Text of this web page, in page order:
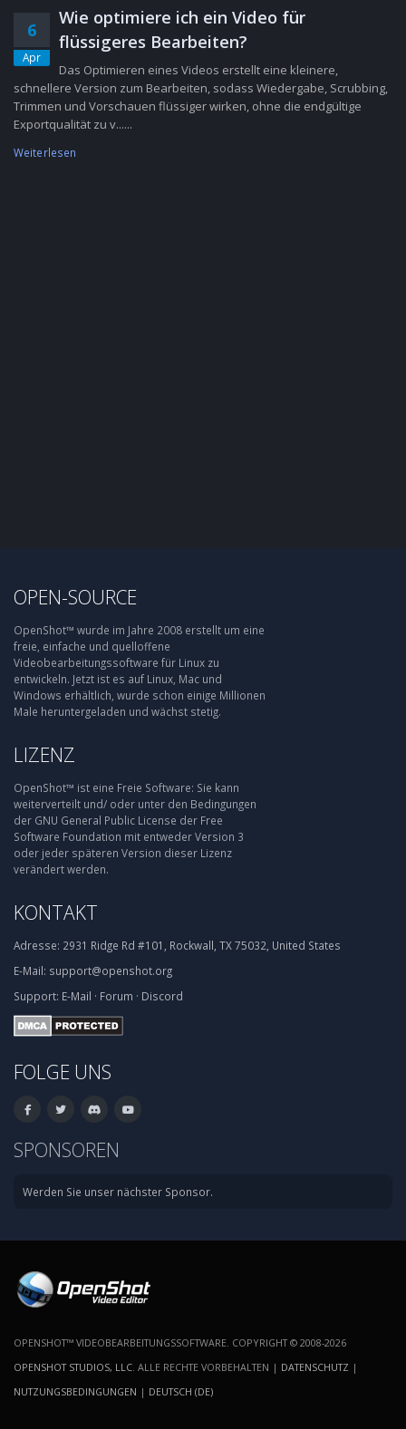
6
Apr
Wie optimiere ich ein Video für
flüssigeres Bearbeiten?
Das Optimieren eines Videos erstellt eine kleinere,
schnellere Version zum Bearbeiten, sodass Wiedergabe, Scrubbing,
Trimmen und Vorschauen flüssiger wirken, ohne die endgültige
Exportqualität zu v......
Weiterlesen
OPEN-SOURCE
OpenShot™ wurde im Jahre 2008 erstellt um eine
freie, einfache und quelloffene
Videobearbeitungssoftware für Linux zu
entwickeln. Jetzt ist es auf Linux, Mac und
Windows erhältlich, wurde schon einige Millionen
Male heruntergeladen und wächst stetig.
LIZENZ
OpenShot™ ist eine Freie Software: Sie kann
weiterverteilt und/ oder unter den Bedingungen
der GNU General Public License der Free
Software Foundation mit entweder Version 3
oder jeder späteren Version dieser Lizenz
verändert werden.
KONTAKT
Adresse: 2931 Ridge Rd #101, Rockwall, TX 75032, United States
E-Mail: support@openshot.org
Support: E-Mail · Forum · Discord
FOLGE UNS
SPONSOREN
Werden Sie unser nächster Sponsor.
OPENSHOT™ VIDEOBEARBEITUNGSSOFTWARE. COPYRIGHT © 2008-2026
OPENSHOT STUDIOS, LLC . ALLE RECHTE VORBEHALTEN | DATENSCHUTZ |
NUTZUNGSBEDINGUNGEN | DEUTSCH (DE)